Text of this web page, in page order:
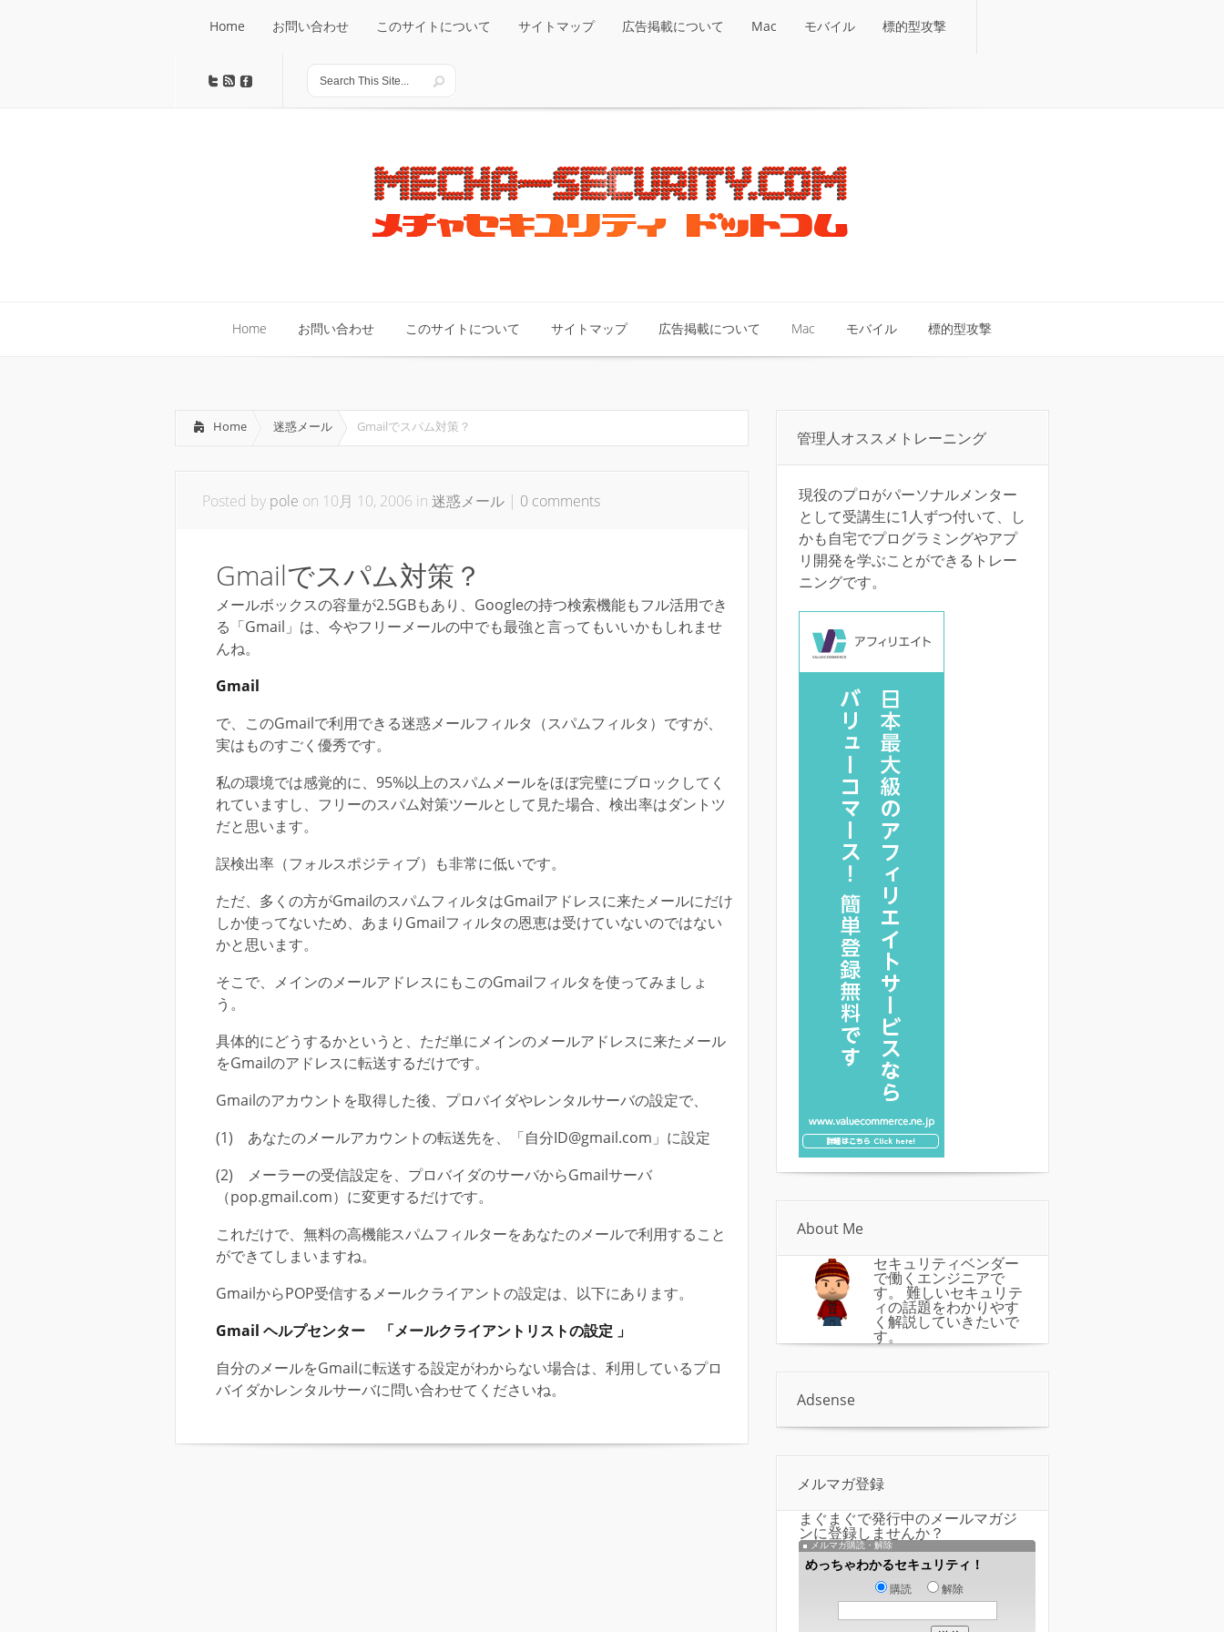
Home
Home
お問い合わせ
お問い合わせ
このサイトについて
このサイトについて
サイトマップ 広告掲載について Mac モバイル 標的型攻撃
Home お問い合わせ このサイトについて サイトマップ 広告掲載について Mac モバイル 標的型攻撃
Home 迷惑メール Gmailでスパム対策？
Posted by pole on 10月 10, 2006 in 迷惑メール | 0 comments
Gmailでスパム対策？
メールボックスの容量が2.5GBもあり、Googleの持つ検索機能もフル活用でき
る「Gmail」は、今やフリーメールの中でも最強と言ってもいいかもしれませ
んね。
Gmail
で、このGmailで利用できる迷惑メールフィルタ（スパムフィルタ）ですが、
実はものすごく優秀です。
私の環境では感覚的に、95%以上のスパムメールをほぼ完璧にブロックしてく
れていますし、フリーのスパム対策ツールとして見た場合、検出率はダントツ
だと思います。
誤検出率（フォルスポジティブ）も非常に低いです。
ただ、多くの方がGmailのスパムフィルタはGmailアドレスに来たメールにだけ
しか使ってないため、あまりGmailフィルタの恩恵は受けていないのではない
かと思います。
そこで、メインのメールアドレスにもこのGmailフィルタを使ってみましょ
う。
具体的にどうするかというと、ただ単にメインのメールアドレスに来たメール
をGmailのアドレスに転送するだけです。
Gmailのアカウントを取得した後、プロバイダやレンタルサーバの設定で、
(1) あなたのメールアカウントの転送先を、「自分ID@gmail.com」に設定
(2) メーラーの受信設定を、プロバイダのサーバからGmailサーバ
（pop.gmail.com）に変更するだけです。
これだけで、無料の高機能スパムフィルターをあなたのメールで利用すること
ができてしまいますね。
GmailからPOP受信するメールクライアントの設定は、以下にあります。
Gmail ヘルプセンター 「メールクライアントリストの設定 」
自分のメールをGmailに転送する設定がわからない場合は、利用しているプロ
バイダかレンタルサーバに問い合わせてくださいね。
管理人オススメトレーニング
現役のプロがパーソナルメンター
として受講生に1人ずつ付いて、し
かも自宅でプログラミングやアプ
リ開発を学ぶことができるトレー
ニングです。
About Me
セキュリティベンダー
で働くエンジニアで
す。 難しいセキュリテ
ィの話題をわかりやす
く解説していきたいで
す。
Adsense
メルマガ登録
まぐまぐで発行中のメールマガジ
ンに登録しませんか？
メルマガ購読・解除
めっちゃわかるセキュリティ！
購読 解除